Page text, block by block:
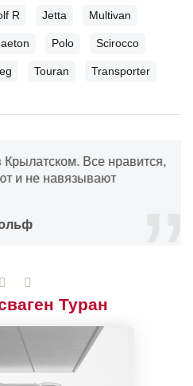
R Jetta Multivan
Polo Scirocco
Touran Transporter
Все нравится,
и не навязывают
Туран